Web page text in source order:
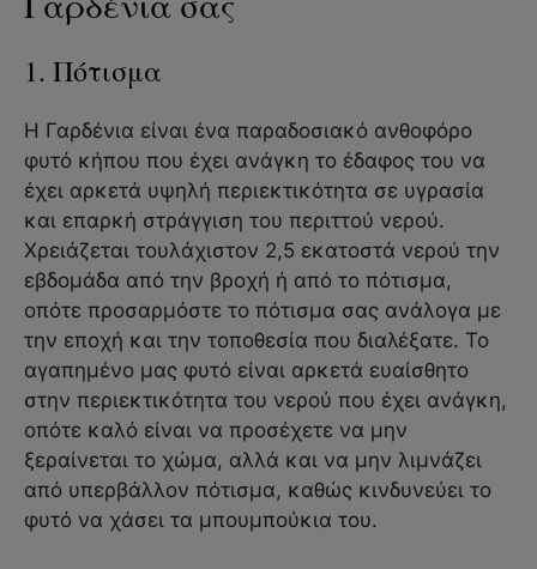
1. Πότισμα
Η Γαρδένια είναι ένα παραδοσιακό ανθοφόρο
φυτό κήπου που έχει ανάγκη το έδαφος του να
έχει αρκετά υψηλή περιεκτικότητα σε υγρασία
και επαρκή στράγγιση του περιττού νερού.
Χρειάζεται τουλάχιστον 2,5 εκατοστά νερού την
εβδομάδα από την βροχή ή από το πότισμα,
οπότε προσαρμόστε το πότισμα σας ανάλογα με
την εποχή και την τοποθεσία που διαλέξατε. Το
αγαπημένο μας φυτό είναι αρκετά ευαίσθητο
στην περιεκτικότητα του νερού που έχει ανάγκη,
οπότε καλό είναι να προσέχετε να μην
ξεραίνεται το χώμα, αλλά και να μην λιμνάζει
από υπερβάλλον πότισμα, καθώς κινδυνεύει το
φυτό να χάσει τα μπουμπούκια του.